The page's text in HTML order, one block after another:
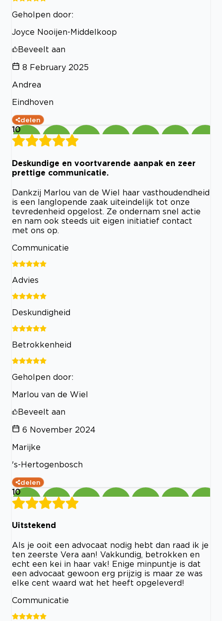
Geholpen door:
Joyce Nooijen-Middelkoop
Beveelt aan
8 February 2025
Andrea
Eindhoven
delen
10
Deskundige en voortvarende aanpak en zeer
prettige communicatie.
Dankzij Marlou van de Wiel haar vasthoudendheid
is een langlopende zaak uiteindelijk tot onze
tevredenheid opgelost. Ze ondernam snel actie
en nam ook steeds uit eigen initiatief contact
met ons op.
Communicatie
Advies
Deskundigheid
Betrokkenheid
Geholpen door:
Marlou van de Wiel
Beveelt aan
6 November 2024
Marijke
's-Hertogenbosch
delen
10
Uitstekend
Als je ooit een advocaat nodig hebt dan raad ik je
ten zeerste Vera aan! Vakkundig, betrokken en
echt een kei in haar vak! Enige minpuntje is dat
een advocaat gewoon erg prijzig is maar ze was
elke cent waard wat het heeft opgeleverd!
Communicatie